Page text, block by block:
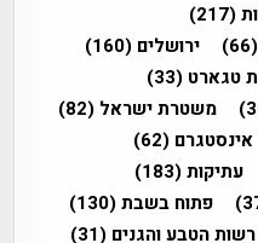
(217)
(66) ירושלים (160)
טגארט (33)
משטרת ישראל (82)
(62)
עתיקות(183)
פתוח בשבת(130)
רשות הטבע והגנים (31)